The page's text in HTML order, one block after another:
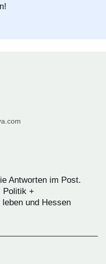
Antworten im Post.
Politik +
und Hessen